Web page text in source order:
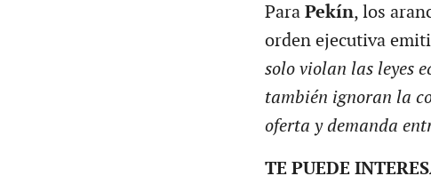
Para Pekín, los
orden ejecutiva
solo violan las leyes
también ignoran la
oferta y demanda
TE PUEDE